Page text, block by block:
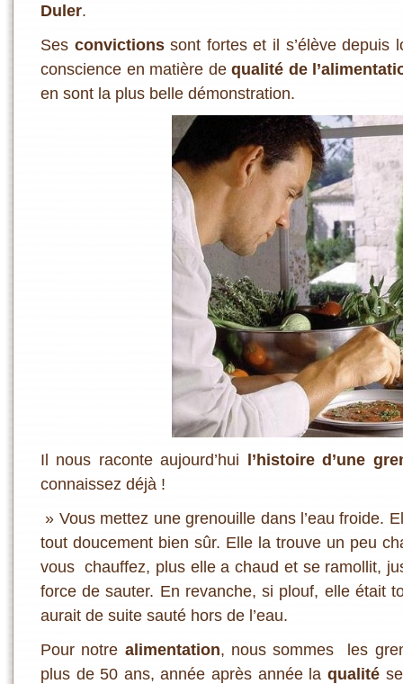
Duler.
Ses convictionssont fortes et il s’élève depuis
conscience en matière dequalité de
en sont la plus belle démonstration.
Il nous raconte aujourd’hui l’histoire d’une
connaissez déjà !
» Vous mettez une grenouille dans l’eau froide.
tout doucement bien sûr. Elle la trouve un peu
vous chauffez, plus elle a chaud et se ramollit,
force de sauter. En revanche, si plouf, elle était
aurait de suite sauté hors de l’eau.
Pour notre alimentation, nous sommes les
plus de 50 ans, année après année la qualitése